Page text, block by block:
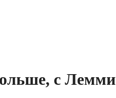
с Лемми